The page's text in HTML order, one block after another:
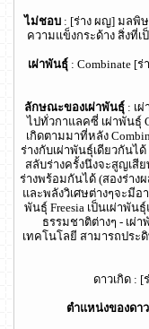
ไม่ชอบ: [ร่าง ผญ] มลพิษ
ความแข็งกระด้าง สิ่งที่
เผ่าพันธุ์ : Combinate [ร่
ลักษณะของเผ่าพันธุ์ : เ
ไปทั่วกาแลคซี่ เผ่าพันธุ์
เกิดตามมาที่หลัง
ร่างกับเผ่าพันธุ์เดียวกันไ
สลับร่างครั้งนึงจะสูญเสี
ร่างพร้อมกันได้ (สองร่าง
และพลังวิเศษต่างๆจะมีอ
พันธุ์ Freesia เป็นเผ่าพั
ธรรมชาติต่างๆ - เผ่า
เทคโนโลยี สามารถประ
ดาวเกิด : [
ตำแหน่งของดาว